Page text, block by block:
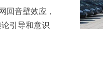
回音壁效应，
引导和意识